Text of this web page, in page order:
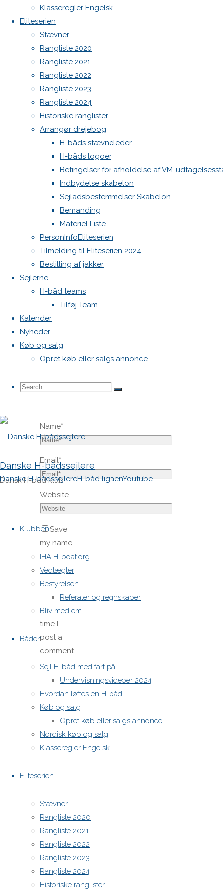
Klasseregler Engelsk
Eliteserien
Stævner
Rangliste 2020
Rangliste 2021
Rangliste 2022
Rangliste 2023
Rangliste 2024
Historiske ranglister
Arrangør drejebog
H-båds stævneleder
H-båds logoer
Betingelser for afholdelse af VM-
Indbydelse skabelon
Sejladsbestemmelser Skabelon
Bemanding
Materiel Liste
PersonInfoEliteserien
Tilmelding til Eliteserien 2024
Bestilling af jakker
Sejlerne
H-båd teams
Tilføj Team
Kalender
Nyheder
Køb og salg
Opret køb eller salgs annonce
Search
Search
Search
Danske H-bådssejlere
Dansk H-båd klub
Danske H-bådssejlereH-båd ligaenYoutube
Klubben
IHA H-boat.org
Vedtægter
Bestyrelsen
Referater og regnskaber
Bliv medlem
Båden
Sejl H-båd med fart på …
Undervisningsvideoer 2024
Hvordan løftes en H-båd
Køb og salg
Opret køb eller salgs annonce
Nordisk køb og salg
Klasseregler Engelsk
Eliteserien
Stævner
Rangliste 2020
Rangliste 2021
Rangliste 2022
Rangliste 2023
Rangliste 2024
Historiske ranglister
Previous
image
Next
image
Skriv
et
svar
Din e-
mailadresse
vil ikke
blive
publiceret.
Krævede
felter er
markeret
med
Comment
Name*
Email*
Website
Save
my name,
email,
and site
URL in my
browser
for next
time I
post a
comment.
H-båds kalenderen i Europa
WordPress.org
Powered by